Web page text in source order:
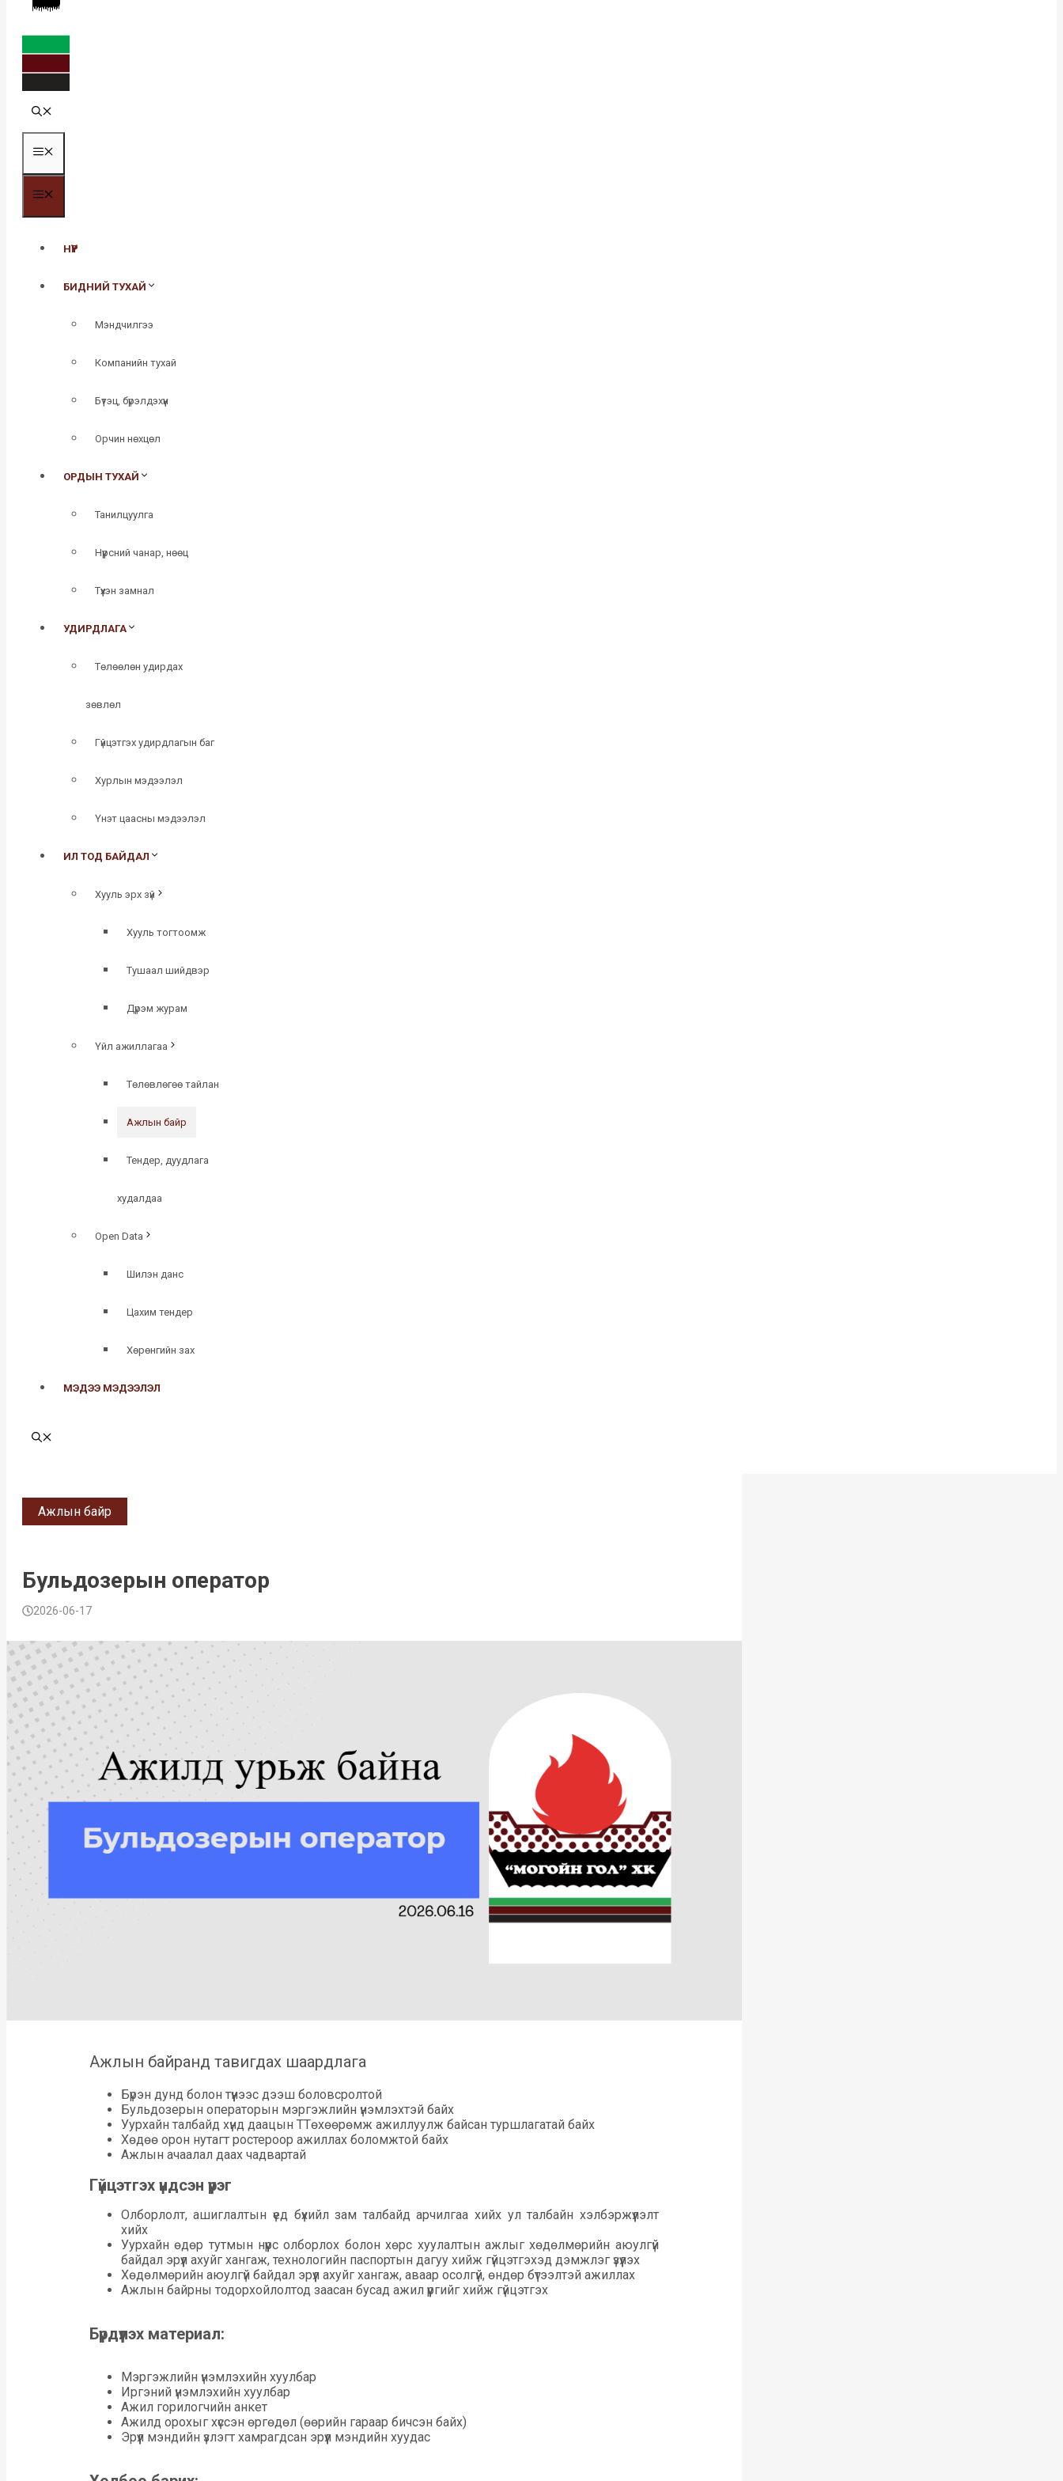
НҮҮР
БИДНИЙ ТУХАЙ
Мэндчилгээ
Компанийн тухай
Бүтэц, бүрэлдэхүүн
Орчин нөхцөл
ОРДЫН ТУХАЙ
Танилцуулга
Нүүрсний чанар, нөөц
Түүхэн замнал
УДИРДЛАГА
Төлөөлөн удирдах
зөвлөл
Гүйцэтгэх удирдлагын баг
Хурлын мэдээлэл
Үнэт цаасны мэдээлэл
ИЛ ТОД БАЙДАЛ
Хууль эрх зүй
Хууль тогтоомж
Тушаал шийдвэр
Дүрэм журам
Үйл ажиллагаа
Төлөвлөгөө тайлан
Ажлын байр
Тендер, дуудлага
худалдаа
Open Data
Шилэн данс
Цахим тендер
Хөрөнгийн зах
МЭДЭЭ МЭДЭЭЛЭЛ
Ажлын байр
Бульдозерын оператор
2026-06-17
Ажлын байранд тавигдах шаардлага
Бүрэн дунд болон түүнээс дээш боловсролтой
Бульдозерын операторын мэргэжлийн үнэмлэхтэй байх
Уурхайн талбайд хүнд даацын ТТөхөөрөмж ажиллуулж байсан туршлагатай байх
Хөдөө орон нутагт ростероор ажиллах боломжтой байх
Ажлын ачаалал даах чадвартай
Гүйцэтгэх үндсэн үүрэг
Олборлолт, ашиглалтын үед бүхийл зам талбайд арчилгаа хийх ул талбайн хэлбэржүүлэлт
хийх
Уурхайн өдөр тутмын нүүрс олборлох болон хөрс хуулалтын ажлыг хөдөлмөрийн аюулгүй
байдал эрүүл ахуйг хангаж, технологийн паспортын дагуу хийж гүйцэтгэхэд дэмжлэг үзүүлэх
Хөдөлмөрийн аюулгүй байдал эрүүл ахуйг хангаж, аваар осолгүй, өндөр бүтээлтэй ажиллах
Ажлын байрны тодорхойлолтод заасан бусад ажил үүргийг хийж гүйцэтгэх
Бүрдүүлэх материал:
Мэргэжлийн үнэмлэхийн хуулбар
Иргэний үнэмлэхийн хуулбар
Ажил горилогчийн анкет
Ажилд орохыг хүссэн өргөдөл (өөрийн гараар бичсэн байх)
Эрүүл мэндийн үзлэгт хамрагдсан эрүүл мэндийн хуудас